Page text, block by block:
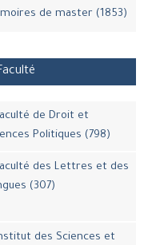
de master (1853)
de Droit et
Politiques (798)
des Lettres et des
(307)
des Sciences et